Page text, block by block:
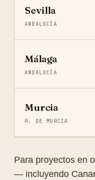
Sevilla
ANDALUCÍA
Málaga
ANDALUCÍA
Murcia
R. DE MURCIA
Para proyectos en
— incluyendo